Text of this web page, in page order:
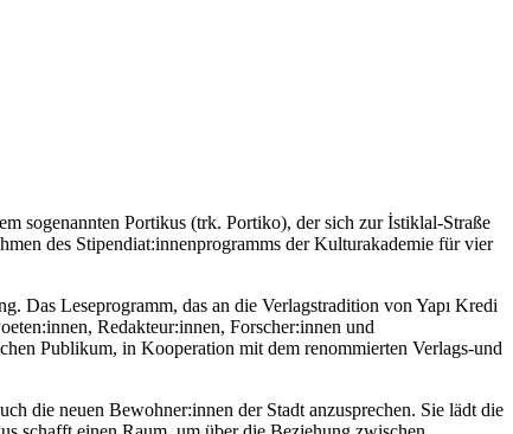
sogenannten Portikus (trk. Portiko), der sich zur İstiklal-Straße
des Stipendiat:innenprogramms der Kulturakademie für vier
Das Leseprogramm, das an die Verlagstradition von Yapı Kredi
Redakteur:innen, Forscher:innen und
Publikum, in Kooperation mit dem renommierten Verlags-und
die neuen Bewohner:innen der Stadt anzusprechen. Sie lädt die